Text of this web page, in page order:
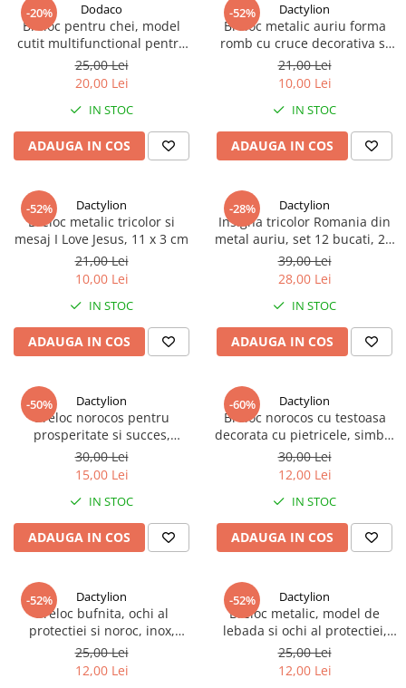
-20% Dodaco
Breloc pentru chei, model
cutit multifunctional pentru
deschiderea pachetelor si
plicurilor, otel inoxidabil,
finisaj auriu, 28x9 mm
25,00 Lei
20,00 Lei
IN STOC
ADAUGA IN COS
-52% Dactylion
Breloc metalic auriu forma
romb cu cruce decorativa si
pietricele stralucitoare, 27 x
27 mm
21,00 Lei
10,00 Lei
IN STOC
ADAUGA IN COS
-52% Dactylion
Breloc metalic tricolor si
mesaj I Love Jesus, 11 x 3 cm
21,00 Lei
10,00 Lei
IN STOC
ADAUGA IN COS
-28% Dactylion
Insigna tricolor Romania din
metal auriu, set 12 bucati, 2 x
0.5 x 2 cm
39,00 Lei
28,00 Lei
IN STOC
ADAUGA IN COS
-50% Dactylion
Breloc norocos pentru
prosperitate si succes,
argintiu, din otel inoxidabil
30,00 Lei
15,00 Lei
IN STOC
ADAUGA IN COS
-60% Dactylion
Breloc norocos cu testoasa
decorata cu pietricele, simbol
pentru protectie si noroc
30,00 Lei
12,00 Lei
IN STOC
ADAUGA IN COS
-52% Dactylion
Breloc bufnita, ochi al
protectiei si noroc, inox,
argintiu
25,00 Lei
12,00 Lei
-52% Dactylion
Breloc metalic, model de
lebada si ochi al protectiei,
decorat cu piatra colorata,
inox, argintiu
25,00 Lei
12,00 Lei